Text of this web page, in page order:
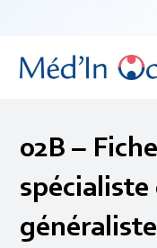
02B –
spécialiste
généraliste